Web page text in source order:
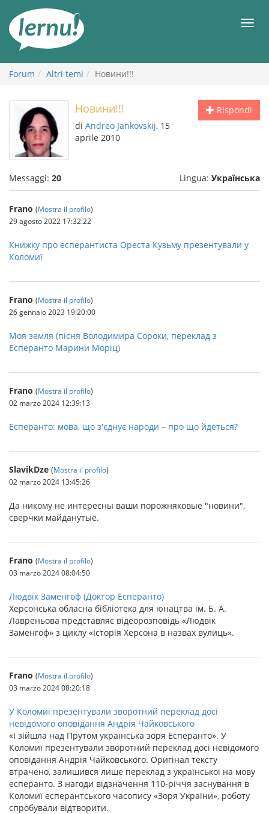
all’indice
Forum Altri temi Новини!!!
Rispondi
Новини!!!
di Andreo Jankovskij, 15
aprile 2010
Messaggi: 20 Lingua: Українська
Frano (Mostra il profilo)
29 agosto 2022 17:32:22
Книжку про есперантиста Ореста Кузьму презентували у
Коломиї
Frano (Mostra il profilo)
26 gennaio 2023 19:20:00
Моя земля (пісня Володимира Сороки, переклад з
Есперанто Марини Моріц)
Frano (Mostra il profilo)
02 marzo 2024 12:39:13
Есперанто: мова, що з'єднує народи – про що йдеться?
SlavikDze (Mostra il profilo)
02 marzo 2024 13:45:26
Да никому не интересны ваши порожняковые "новини",
сверчки майданутые.
Frano (Mostra il profilo)
03 marzo 2024 08:04:50
Людвік Заменгоф (Доктор Есперанто)
Херсонська обласна бібліотека для юнацтва ім. Б. А.
Лавреньова представляє відеорозповідь «Людвік
Заменгоф» з циклу «Історія Херсона в назвах вулиць».
Frano (Mostra il profilo)
03 marzo 2024 08:20:18
У Коломиї презентували зворотний переклад досі
невідомого оповідання Андрія Чайковського
«І зійшла над Прутом українська зоря Есперанто». У
Коломиї презентували зворотний переклад досі невідомого
оповідання Андрія Чайковського. Оригінал тексту
втрачено, залишився лише переклад з української на мову
есперанто. З нагоди відзначення 110-річчя заснування в
Коломиї есперантського часопису «Зоря України», роботу
спробували відтворити.